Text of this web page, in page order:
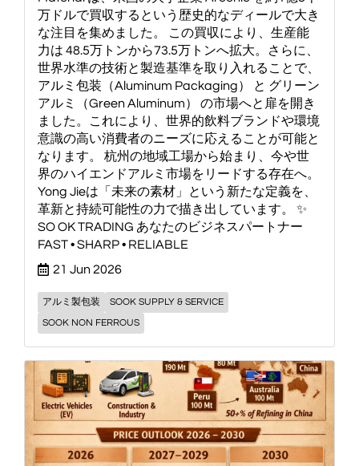
万ドルで買収するという歴史的なディールで大き
な注目を集めました。 この買収により、生産能
力は 48.5万トンから73.5万トンへ拡大。さらに、
世界水準の技術と製造基準を取り入れることで、
アルミ包装（Aluminum Packaging） と グリーン
アルミ（Green Aluminum） の市場へと扉を開き
ました。これにより、世界的飲料ブランドや環境
意識の高い消費者のニーズに応えることが可能と
なります。 杭州の地域工場から始まり、今や世
界のハイエンドアルミ市場をリードする存在へ。
Yong Jieは「未来の素材」という新たな定義を、
革新と持続可能性の力で描き出しています。 ✨
SO OK TRADING あなたのビジネスパートナー
FAST • SHARP • RELIABLE
21 Jun 2026
アルミ製包装
SOOK SUPPLY & SERVICE
SOOK NON FERROUS